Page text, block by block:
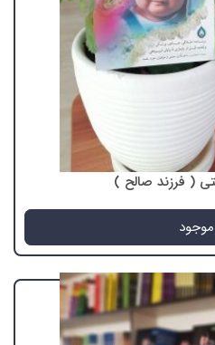
( فرزند صالح )
موجود